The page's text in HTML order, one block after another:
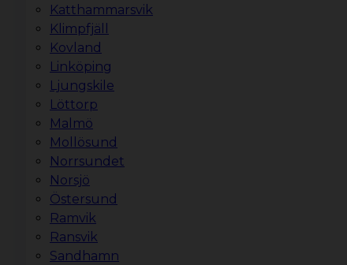
Katthammarsvik
Klimpfjäll
Kovland
Linköping
Ljungskile
Löttorp
Malmö
Mollösund
Norrsundet
Norsjö
Östersund
Ramvik
Ransvik
Sandhamn